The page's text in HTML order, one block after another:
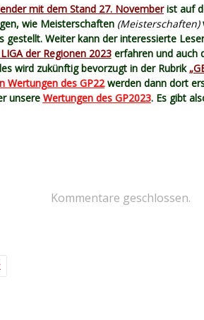
mit dem Stand 27. Novemberist auf
wie Meisterschaften (Meisterschaften)
gestellt. Weiter kann der interessierte
der Regionen 2023erfahren und auch
wird zukünftig bevorzugt in der Rubrik
Wertungen des GP22werden dann dort
unsere Wertungen des GP2023. Es gibt
Kommentare geschlossen.